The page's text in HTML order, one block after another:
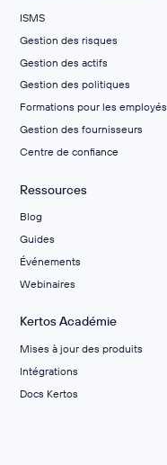
ISMS
Gestion des risques
Gestion des actifs
Gestion des politiques
Formations pour les employés
Gestion des fournisseurs
Centre de confiance
Ressources
Blog
Guides
Événements
Webinaires
Kertos Académie
Mises à jour des produits
Intégrations
Docs Kertos